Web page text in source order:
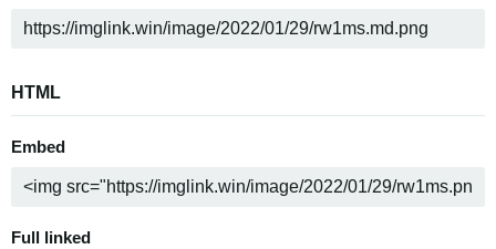
HTML
Embed
Full linked